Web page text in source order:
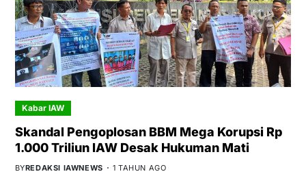
Kabar IAW
Skandal Pengoplosan BBM Mega Korupsi Rp
1.000 Triliun IAW Desak Hukuman Mati
BYREDAKSI IAWNEWS 1 TAHUN AGO